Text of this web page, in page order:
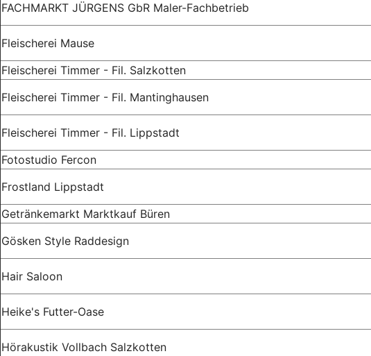
FACHMARKT JÜRGENS GbR Maler-Fachbetrieb
Fleischerei Mause
Fleischerei Timmer - Fil. Salzkotten
Fleischerei Timmer - Fil. Mantinghausen
Fleischerei Timmer - Fil. Lippstadt
Fotostudio Fercon
Frostland Lippstadt
Getränkemarkt Marktkauf Büren
Gösken Style Raddesign
Hair Saloon
Heike's Futter-Oase
Hörakustik Vollbach Salzkotten